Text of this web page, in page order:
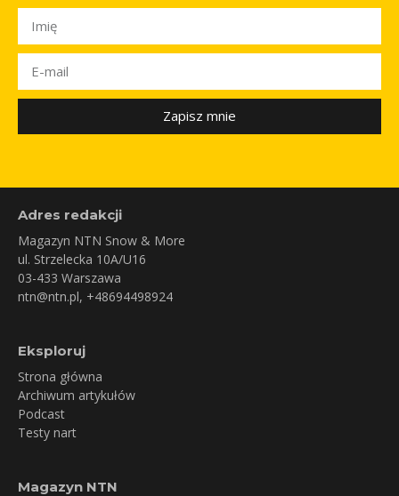
Zapisz mnie
Adres redakcji
Magazyn NTN Snow & More
ul. Strzelecka 10A/U16
03-433 Warszawa
ntn@ntn.pl, +48694498924
Eksploruj
Strona główna
Archiwum artykułów
Podcast
Testy nart
Magazyn NTN